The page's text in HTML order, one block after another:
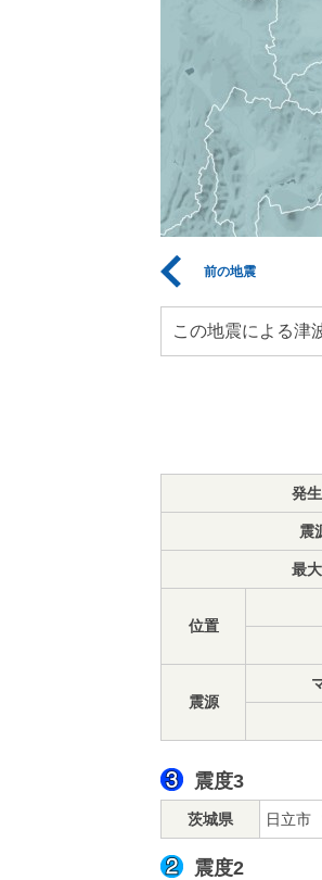
前の地震
この地震による津
発
震
最
位置
震源
震度3
茨城県 日立市
震度2